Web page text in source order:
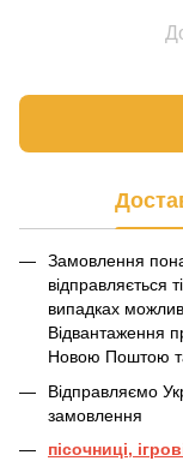
Замовлення
відправляється
випадках
Відвантаження
Новою Поштою
Відправляємо
замовлення
пісочниці,